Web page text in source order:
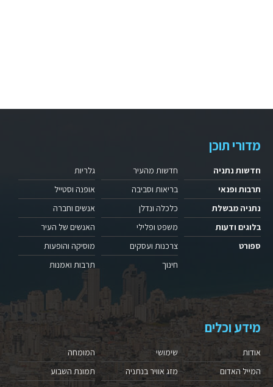
מדורי תוכן
חדשות נתניה
תרבות ופנאי
נתניה מבשלת
בלוגים ודעות
ספורט
חדשות מהעיר
בריאות וסביבה
כלכלה ונדלן
משפט ופלילי
צרכנות ועסקים
חינוך
גלריות
אופנה וסטייל
אנשים וחברה
האנשים של העיר
מוסיקה והופעות
תרבות ואמנות
מידע וכלים
אודות
המייל האדום
שימושי
מזג אוויר בנתניה
המומחה
תמונת השבוע